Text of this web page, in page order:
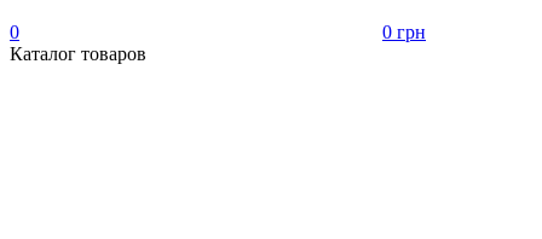
0
0 грн
Каталог товаров